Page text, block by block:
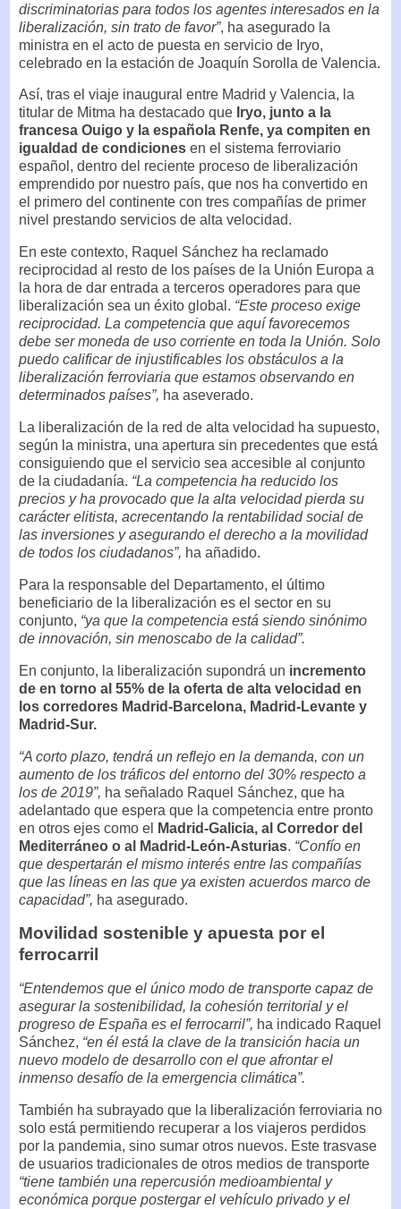
discriminatorias para todos los agentes interesados en la
liberalización, sin trato de favor”, ha asegurado la
ministra en el acto de puesta en servicio de Iryo,
celebrado en la estación de Joaquín Sorolla de Valencia.
Así, tras el viaje inaugural entre Madrid y Valencia, la
titular de Mitma ha destacado que Iryo, junto a la
francesa Ouigo y la española Renfe, ya compiten en
igualdad de condiciones en el sistema ferroviario
español, dentro del reciente proceso de liberalización
emprendido por nuestro país, que nos ha convertido en
el primero del continente con tres compañías de primer
nivel prestando servicios de alta velocidad.
En este contexto, Raquel Sánchez ha reclamado
reciprocidad al resto de los países de la Unión Europa a
la hora de dar entrada a terceros operadores para que
liberalización sea un éxito global. “Este proceso exige
reciprocidad. La competencia que aquí favorecemos
debe ser moneda de uso corriente en toda la Unión. Solo
puedo calificar de injustificables los obstáculos a la
liberalización ferroviaria que estamos observando en
determinados países”, ha aseverado.
La liberalización de la red de alta velocidad ha supuesto,
según la ministra, una apertura sin precedentes que está
consiguiendo que el servicio sea accesible al conjunto
de la ciudadanía. “La competencia ha reducido los
precios y ha provocado que la alta velocidad pierda su
carácter elitista, acrecentando la rentabilidad social de
las inversiones y asegurando el derecho a la movilidad
de todos los ciudadanos”, ha añadido.
Para la responsable del Departamento, el último
beneficiario de la liberalización es el sector en su
conjunto, “ya que la competencia está siendo sinónimo
de innovación, sin menoscabo de la calidad”.
En conjunto, la liberalización supondrá un incremento
de en torno al 55% de la oferta de alta velocidad en
los corredores Madrid-Barcelona, Madrid-Levante y
Madrid-Sur.
“A corto plazo, tendrá un reflejo en la demanda, con un
aumento de los tráficos del entorno del 30% respecto a
los de 2019”, ha señalado Raquel Sánchez, que ha
adelantado que espera que la competencia entre pronto
en otros ejes como el
Madrid-Galicia, al Corredor del
Mediterráneo o al Madrid-León-Asturias. “Confío en
que despertarán el mismo interés entre las compañías
que las líneas en las que ya existen acuerdos marco de
capacidad”, ha asegurado.
Movilidad sostenible y apuesta por el
ferrocarril
“Entendemos que el único modo de transporte capaz de
asegurar la sostenibilidad, la cohesión territorial y el
progreso de España es el ferrocarril”, ha indicado Raquel
Sánchez, “en él está la clave de la transición hacia un
nuevo modelo de desarrollo con el que afrontar el
inmenso desafío de la emergencia climática”.
También ha subrayado que la liberalización ferroviaria no
solo está permitiendo recuperar a los viajeros perdidos
por la pandemia, sino sumar otros nuevos. Este trasvase
de usuarios tradicionales de otros medios de transporte
“tiene también una repercusión medioambiental y
económica porque postergar el vehículo privado y el